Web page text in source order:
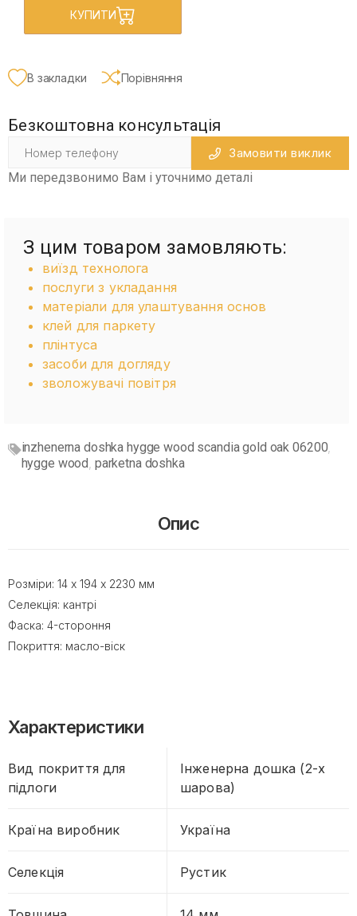
КУПИТИ
В закладки Порівняння
Безкоштовна консультація
Замовити виклик
Ми передзвонимо Вам і уточнимо деталі
З цим товаром замовляють:
виїзд технолога
послуги з укладання
матеріали для улаштування основ
клей для паркету
плінтуса
засоби для догляду
зволожувачі повітря
inzhenerna doshka hygge wood scandia gold oak 06200
hygge wood parketna doshka
Опис
Розміри: 14 х 194 х 2230 мм
Селекція: кантрі
Фаска: 4-стороння
Покриття: масло-віск
Характеристики
Вид покриття для
підлоги
Інженерна дошка (2-х
шарова)
Країна виробник Україна
Селекція Рустик